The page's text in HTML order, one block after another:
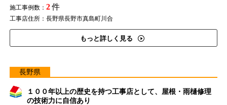
施工事例数： 2件
工事店住所：長野県長野市真島町川合
もっと詳しく見る
長野県
１００年以上の歴史を持つ工事店として、屋根・雨樋修理
の技術力に自信あり